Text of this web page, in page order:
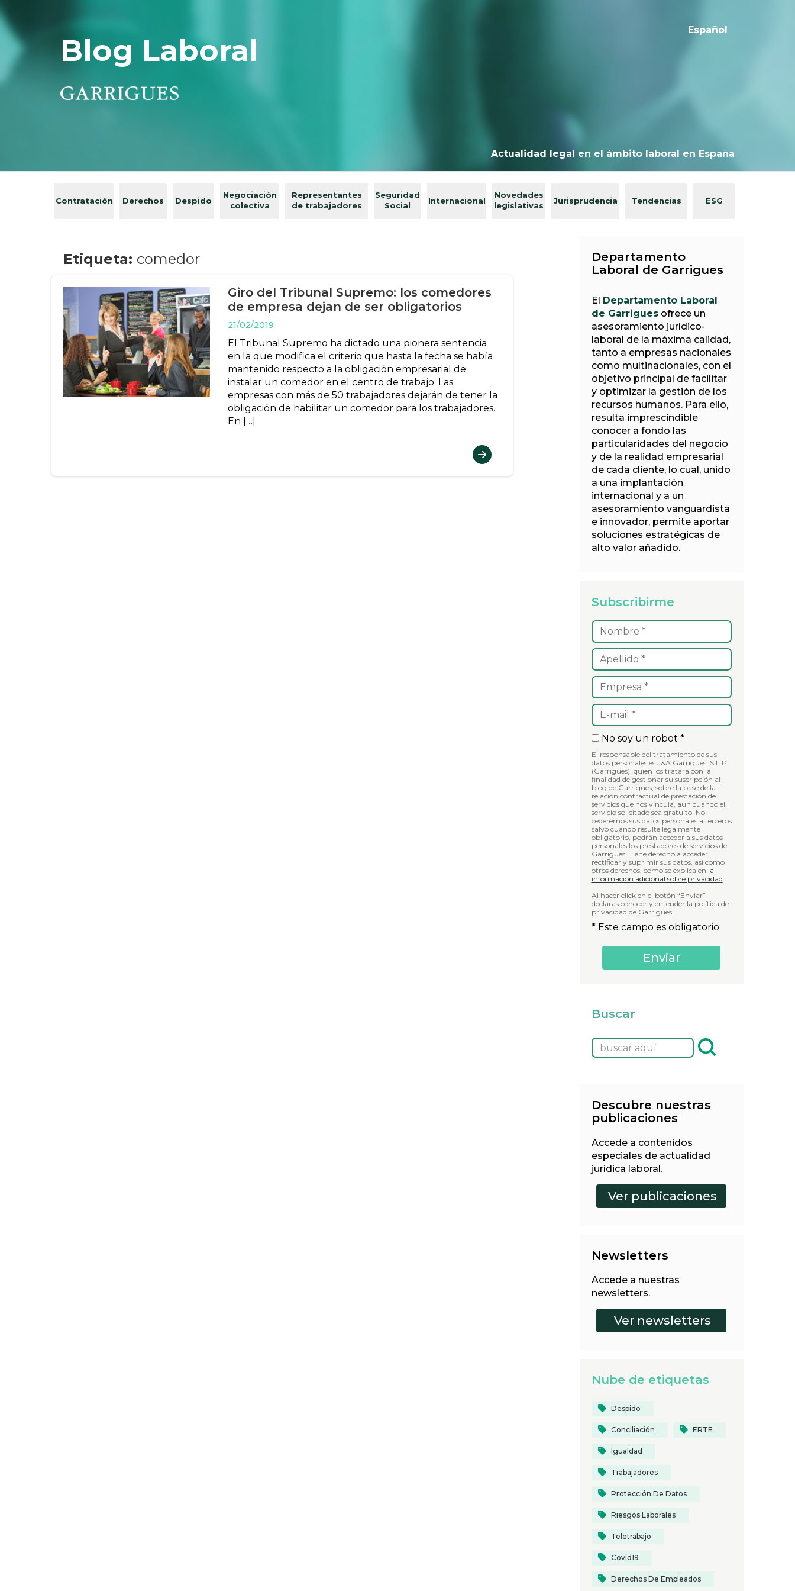
Blog Laboral
Español
Actualidad legal en el ámbito laboral en España
Contratación Derechos Despido
Negociación
colectiva
Representantes
de trabajadores
Seguridad
Social
Internacional
Novedades
legislativas
Jurisprudencia Tendencias ESG
Etiqueta: comedor
Giro del Tribunal Supremo: los comedores
de empresa dejan de ser obligatorios
21/02/2019
El Tribunal Supremo ha dictado una pionera sentencia
en la que modifica el criterio que hasta la fecha se había
mantenido respecto a la obligación empresarial de
instalar un comedor en el centro de trabajo. Las
empresas con más de 50 trabajadores dejarán de tener la
obligación de habilitar un comedor para los trabajadores.
En […]
Departamento
Laboral de Garrigues
El
Departamento Laboral
de Garriguesofrece un
asesoramiento jurídico-
laboral de la máxima calidad,
tanto a empresas nacionales
como multinacionales, con el
objetivo principal de facilitar
y optimizar la gestión de los
recursos humanos. Para ello,
resulta imprescindible
conocer a fondo las
particularidades del negocio
y de la realidad empresarial
de cada cliente, lo cual, unido
a una implantación
internacional y a un
asesoramiento vanguardista
e innovador, permite aportar
soluciones estratégicas de
alto valor añadido.
Subscribirme
No soy un robot *
El responsable del tratamiento de sus
datos personales es J&A Garrigues, S.L.P.
(Garrigues), quien los tratará con la
finalidad de gestionar su suscripción al
blog de Garrigues, sobre la base de la
relación contractual de prestación de
servicios que nos vincula, aun cuando el
servicio solicitado sea gratuito. No
cederemos sus datos personales a terceros
salvo cuando resulte legalmente
obligatorio, podrán acceder a sus datos
personales los prestadores de servicios de
Garrigues. Tiene derecho a acceder,
rectificar y suprimir sus datos, así como
otros derechos, como se explica en la
información adicional sobre privacidad.
Al hacer click en el botón “Enviar”
declaras conocer y entender la política de
privacidad de Garrigues.
* Este campo es obligatorio
Buscar
Descubre nuestras
publicaciones
Accede a contenidos
especiales de actualidad
jurídica laboral.
Newsletters
Accede a nuestras
newsletters.
Nube de etiquetas
Despido
Conciliación ERTE
Igualdad
Trabajadores
Protección De Datos
Riesgos Laborales
Teletrabajo
Covid19
Derechos De Empleados